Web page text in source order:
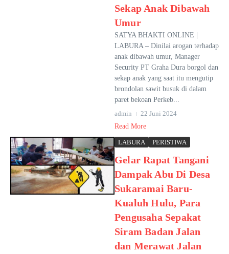
Sekap Anak Dibawah
Umur
SATYA BHAKTI ONLINE |
LABURA – Dinilai arogan terhadap
anak dibawah umur, Manager
Security PT Graha Dura borgol dan
sekap anak yang saat itu mengutip
brondolan sawit busuk di dalam
paret bekoan Perkeb...
admin
22 Juni 2024
Read More
LABURA PERISTIWA
Gelar Rapat Tangani
Dampak Abu Di Desa
Sukaramai Baru-
Kualuh Hulu, Para
Pengusaha Sepakat
Siram Badan Jalan
dan Merawat Jalan